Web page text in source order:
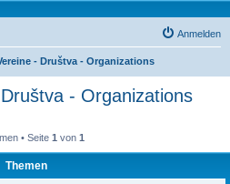
Anmelden
- Društva - Organizations
- Organizations
• Seite 1 von 1
Themen